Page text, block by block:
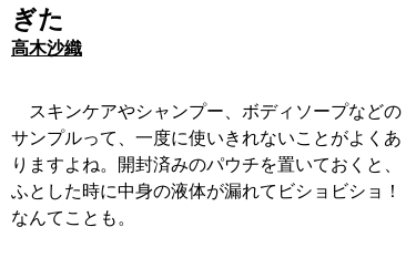
ぎた
高木沙織
スキンケアやシャンプー、ボディソープなどの
サンプルって、一度に使いきれないことがよくあ
りますよね。開封済みのパウチを置いておくと、
ふとした時に中身の液体が漏れてビショビショ！
なんてことも。